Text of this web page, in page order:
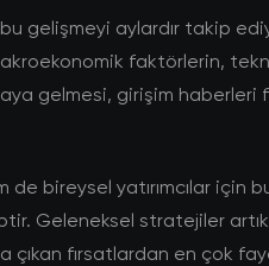
gelişmeyi aylardır takip
faktörlerin,
gelmesi, girişim
de bireysel yatırımcılar için
Geleneksel stratejiler artık
çıkan fırsatlardan en çok